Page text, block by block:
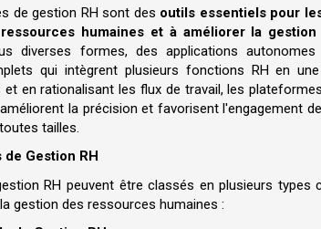
de gestion RH sont des outils essentiels pour
humaines et à améliorer la
diverses formes, des applications
qui intègrent plusieurs fonctions RH en
et en rationalisant les flux de travail, les
la précision et favorisent l'engagement
tailles.
Gestion RH
RH peuvent être classés en plusieurs
gestion des ressources humaines :